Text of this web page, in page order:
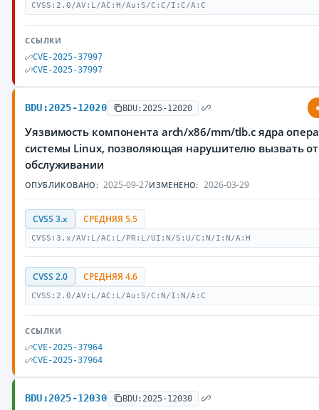
CVSS:2.0/AV:L/AC:H/Au:S/C:C/I:C/A:C
ССЫЛКИ
CVE-2025-37997
CVE-2025-37997
BDU:2025-12020 BDU:2025-12020
Уязвимость компонента arch/x86/mm/tlb.c ядра
системы Linux, позволяющая нарушителю вызвать
обслуживании
ОПУБЛИКОВАНО: 2025-09-27ИЗМЕНЕНО: 2026-03-29
CVSS 3.x СРЕДНЯЯ 5.5
CVSS:3.x/AV:L/AC:L/PR:L/UI:N/S:U/C:N/I:N/A:H
CVSS 2.0 СРЕДНЯЯ 4.6
CVSS:2.0/AV:L/AC:L/Au:S/C:N/I:N/A:C
ССЫЛКИ
CVE-2025-37964
CVE-2025-37964
BDU:2025-12030 BDU:2025-12030